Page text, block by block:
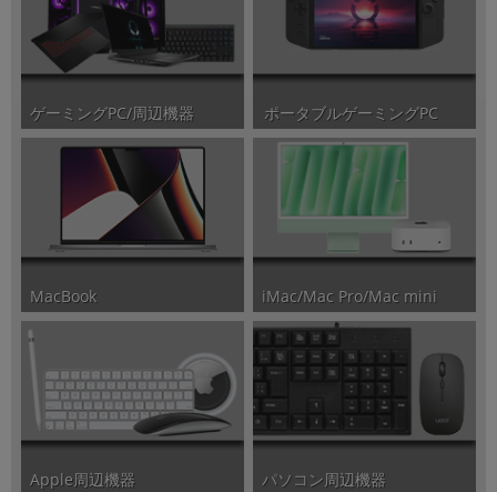
ゲーミングPC/周辺機器 ポータブルゲーミングPC
MacBook iMac/Mac Pro/Mac mini
Apple周辺機器 パソコン周辺機器